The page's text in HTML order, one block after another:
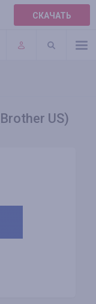
СКАЧАТЬ
US)